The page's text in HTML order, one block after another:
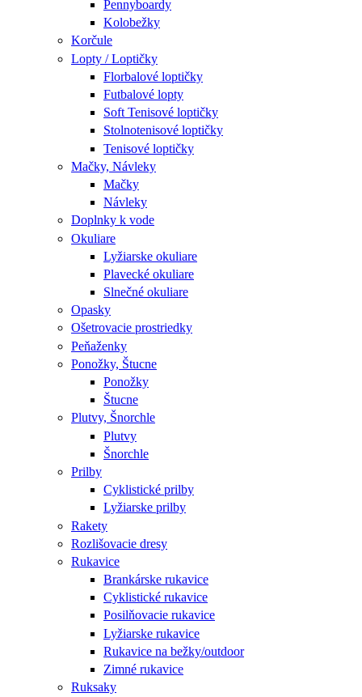
Pennyboardy
Kolobežky
Korčule
Lopty / Loptičky
Florbalové loptičky
Futbalové lopty
Soft Tenisové loptičky
Stolnotenisové loptičky
Tenisové loptičky
Mačky, Návleky
Mačky
Návleky
Doplnky k vode
Okuliare
Lyžiarske okuliare
Plavecké okuliare
Slnečné okuliare
Opasky
Ošetrovacie prostriedky
Peňaženky
Ponožky, Štucne
Ponožky
Štucne
Plutvy, Šnorchle
Plutvy
Šnorchle
Prilby
Cyklistické prilby
Lyžiarske prilby
Rakety
Rozlišovacie dresy
Rukavice
Brankárske rukavice
Cyklistické rukavice
Posilňovacie rukavice
Lyžiarske rukavice
Rukavice na bežky/outdoor
Zimné rukavice
Ruksaky